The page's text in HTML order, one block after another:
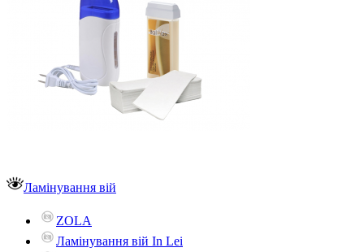
Ламінування вій
ZOLA
Ламінування вій In Lei